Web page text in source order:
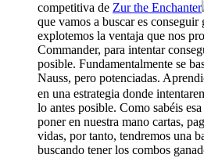
competitiva de Zur the Enchanter
que vamos a buscar es
explotemos la ventaja que nos
Commander, para intentar
posible. Fundamentalmente se
Nauss, pero potenciadas.
en una estrategia donde
lo antes posible. Como sabéis
poner en nuestra mano cartas,
vidas, por tanto, tendremos una
buscando tener los combos